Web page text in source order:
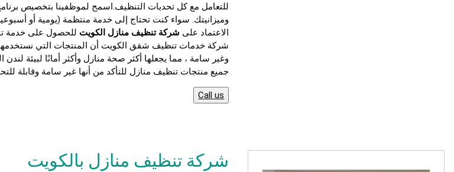
للتعامل مع كل تحديات التنظيف.اسمح لموظفينا بتخصيص
وميزانيتك. سواء كنت تحتاج إلى خدمة منتظمة (يومية أو
الاعتماد على شركة تنظيف منازل الكويت للحصول على خدمة
شركة خدمات تنظيف شقق الكويت أن المنتجات التي
وغير سامة ، مما يجعلها أكثر صحة منازل وأكثر أمانًا لبيئة
جميع منتجات تنظيف منازل للتأكد من أنها غير سامة وقابلة
Call us
شركة تنظيف منازل بالكويت